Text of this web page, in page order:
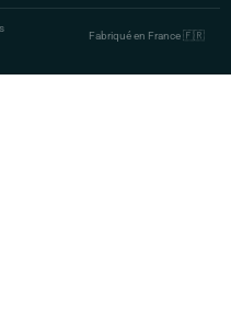
Fabriqué en France 🇫🇷